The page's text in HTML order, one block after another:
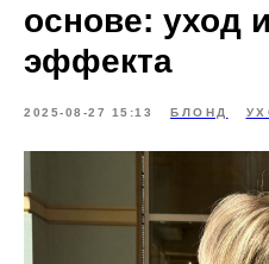
основе: уход
эффекта
2025-08-27 15:13 БЛОНД